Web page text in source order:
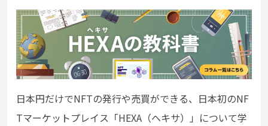
日本円だけでNFTの発行や売買ができる、日本初のNF
Tマーケットプレイス「HEXA（ヘキサ）」について学